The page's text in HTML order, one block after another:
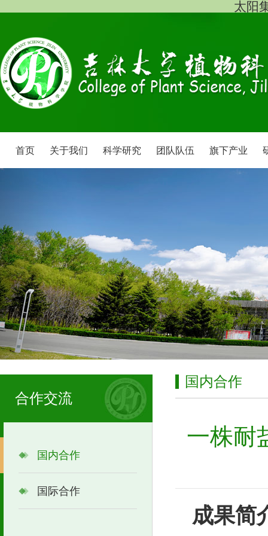
太阳
首页 关于我们 科学研究 团队队伍 旗下产业
合作交流
国内合作
国际合作
国内合作
一株耐
成果简